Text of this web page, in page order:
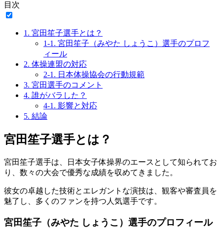
目次
1. 宮田笙子選手とは？
1-1. 宮田笙子（みやた しょうこ）選手のプロフ
ィール
2. 体操連盟の対応
2-1. 日本体操協会の行動規範
3. 宮田選手のコメント
4. 誰がバラした？
4-1. 影響と対応
5. 結論
宮田笙子選手とは？
宮田笙子選手は、日本女子体操界のエースとして知られてお
り、数々の大会で優秀な成績を収めてきました。
彼女の卓越した技術とエレガントな演技は、観客や審査員を
魅了し、多くのファンを持つ人気選手です。
宮田笙子（みやた しょうこ）選手のプロフィール